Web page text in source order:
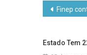
Post
Finep
Estado Tem